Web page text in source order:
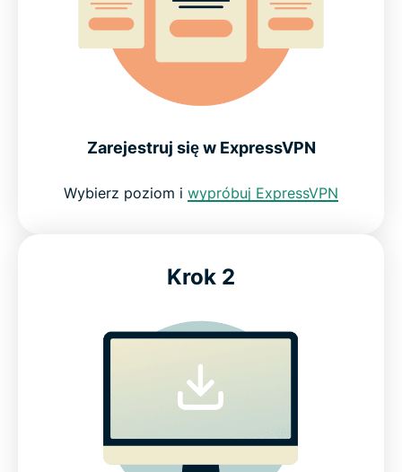
Zarejestruj się w ExpressVPN
Wybierz poziom i wypróbuj ExpressVPN
Krok 2